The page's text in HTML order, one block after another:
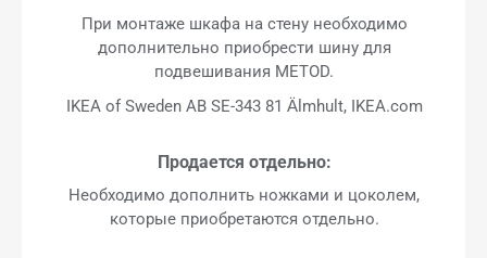
При монтаже шкафа на стену необходимо
дополнительно приобрести шину для
подвешивания METOD.
IKEA of Sweden AB SE-343 81 Älmhult, IKEA.com
Продается отдельно:
Необходимо дополнить ножками и цоколем,
которые приобретаются отдельно.